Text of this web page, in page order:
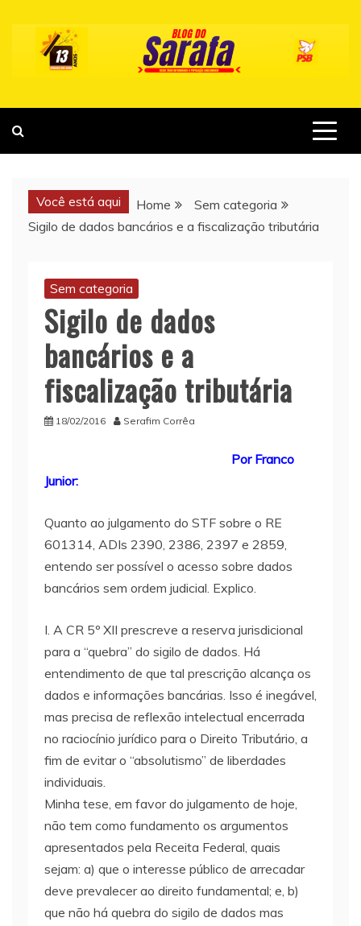
content
Você está aqui Home
Sem categoria
Sigilo de dados bancários e a fiscalização tributária
Sem categoria
Sigilo de dados
bancários e a
fiscalização tributária
18/02/2016 Serafim Corrêa
Por Franco
Junior:
Quanto ao julgamento do STF sobre o RE
601314, ADIs 2390, 2386, 2397 e 2859,
entendo ser possível o acesso sobre dados
bancários sem ordem judicial. Explico.
I. A CR 5º XII prescreve a reserva jurisdicional
para a “quebra” do sigilo de dados. Há
entendimento de que tal prescrição alcança os
dados e informações bancárias. Isso é inegável,
mas precisa de reflexão intelectual encerrada
no raciocínio jurídico para o Direito Tributário, a
fim de evitar o “absolutismo” de liberdades
individuais.
Minha tese, em favor do julgamento de hoje,
não tem como fundamento os argumentos
apresentados pela Receita Federal, quais
sejam: a) que o interesse público de arrecadar
deve prevalecer ao direito fundamental; e, b)
que não há quebra do sigilo de dados mas